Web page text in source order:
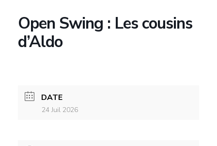
Open Swing : Les cousins
d’Aldo
DATE
24 Juil 2026